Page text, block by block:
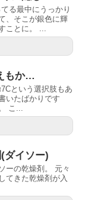
る最中にうっかり
、そこが銀色に輝
ことに。 ...
もか…
という選択肢もあ
いたばかりです
こ...
ダイソー)
ーの乾燥剤。 元々
てきた乾燥剤が入